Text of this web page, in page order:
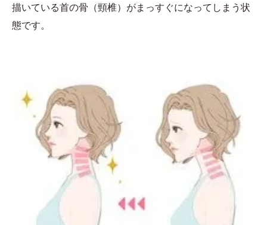
描いている首の骨（頸椎）がまっすぐになってしまう状
態です。